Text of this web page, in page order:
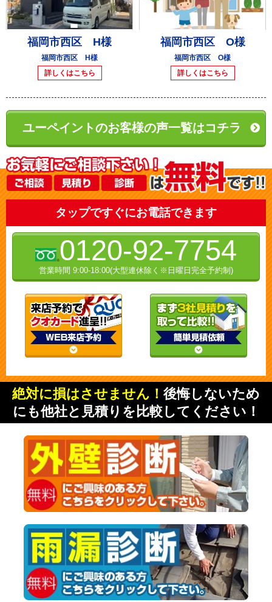
福岡市西区 H様
福岡市西区 H様
詳しくはこちら
福岡市西区 O様
福岡市西区 O様
詳しくはこちら
ユーペイントのお客様の声一覧はコチラ
タップですぐにお電話できます
0120-92-7754
営業時間 9:00-18:00(大型連休除く※日曜日完全予約制)
絶対に損はさせません！ 後悔しないため
にも他社と見積りを比較してください！